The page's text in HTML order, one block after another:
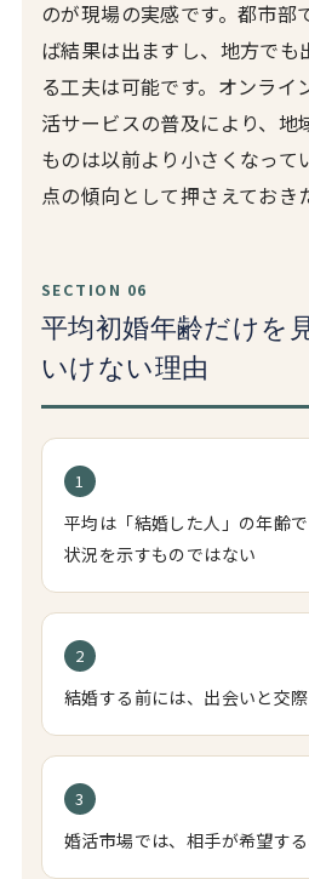
のが現場の実感です。都市部
ば結果は出ますし、地方で
る工夫は可能です。オンライ
活サービスの普及により、地
ものは以前より小さくなって
点の傾向として押さえておき
SECTION 06
平均初婚年齢だけを
いけない理由
1
平均は「結婚した人」の年齢
状況を示すものではない
2
結婚する前には、出会いと交
3
婚活市場では、相手が希望す